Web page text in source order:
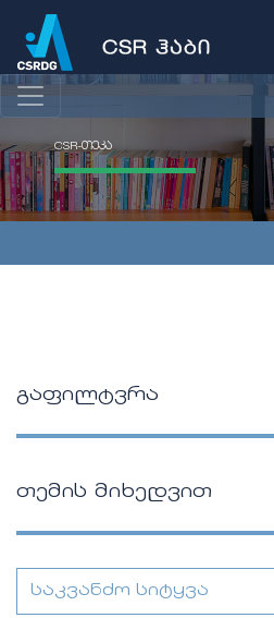
CSR-თეკა
გაფილტვრა
თემის მიხედვით